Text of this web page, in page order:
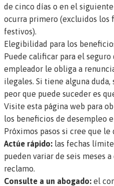
de cinco días o en el
ocurra primero (excluidos los
festivos).
Elegibilidad para los
Puede calificar para el seguro
empleador le obliga a
ilegales. Si tiene alguna
peor que puede suceder es
Visite esta página web para
los beneficios de desempleo
Próximos pasos si cree que
Actúe rápido: las fechas
pueden variar de seis meses
reclamo.
Consulte a un abogado: el